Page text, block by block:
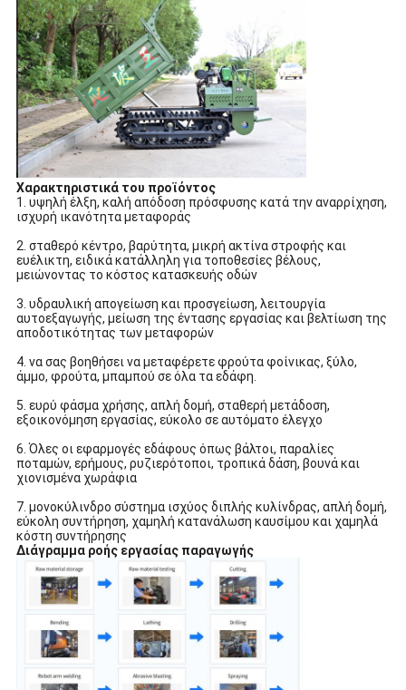
Χαρακτηριστικά του προϊόντος
1. υψηλή έλξη, καλή απόδοση πρόσφυσης κατά την αναρρίχηση,
ισχυρή ικανότητα μεταφοράς
2. σταθερό κέντρο, βαρύτητα, μικρή ακτίνα στροφής και
ευέλικτη, ειδικά κατάλληλη για τοποθεσίες βέλους,
μειώνοντας το κόστος κατασκευής οδών
3. υδραυλική απογείωση και προσγείωση, λειτουργία
αυτοεξαγωγής, μείωση της έντασης εργασίας και βελτίωση της
αποδοτικότητας των μεταφορών
4. να σας βοηθήσει να μεταφέρετε φρούτα φοίνικας, ξύλο,
άμμο, φρούτα, μπαμπού σε όλα τα εδάφη.
5. ευρύ φάσμα χρήσης, απλή δομή, σταθερή μετάδοση,
εξοικονόμηση εργασίας, εύκολο σε αυτόματο έλεγχο
6. Όλες οι εφαρμογές εδάφους όπως βάλτοι, παραλίες
ποταμών, ερήμους, ρυζιερότοποι, τροπικά δάση, βουνά και
χιονισμένα χωράφια
7. μονοκύλινδρο σύστημα ισχύος διπλής κυλίνδρας, απλή δομή,
εύκολη συντήρηση, χαμηλή κατανάλωση καυσίμου και χαμηλά
κόστη συντήρησης
Διάγραμμα ροής εργασίας παραγωγής